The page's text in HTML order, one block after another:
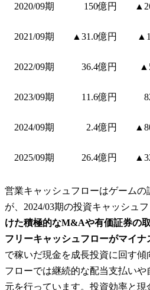
2020/09期 150億円
2021/09期 ▲31.0億円
2022/09期 36.4億円
2023/09期 11.6億円
2024/09期 2.4億円
2025/09期 26.4億円
営業キャッシュフローはゲーム
が、2024/03期の投資キャッシュ
けた積極的なM&Aや有価証券の
フリーキャッシュフローがマイナ
で稼いだ現金を成長投資に回す傾
フローでは継続的な配当支払い
元を行っています。投資効率と現